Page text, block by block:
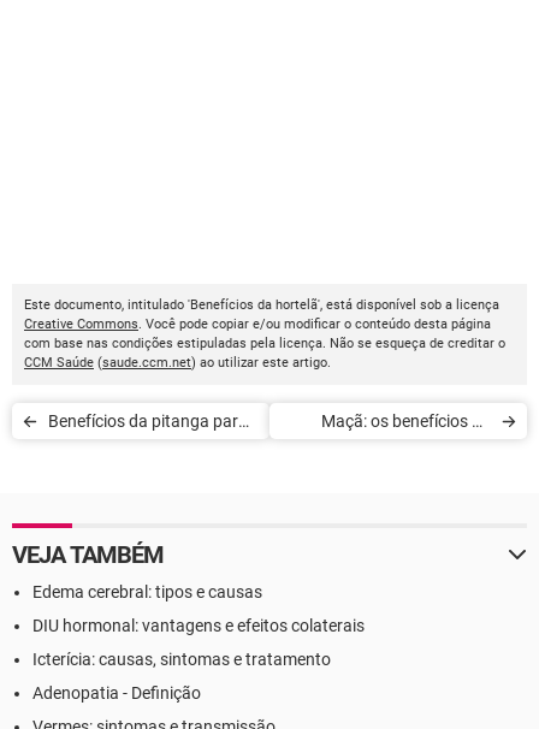
Este documento, intitulado 'Benefícios da hortelã', está disponível sob a licença
Creative Commons. Você pode copiar e/ou modificar o conteúdo desta página
com base nas condições estipuladas pela licença. Não se esqueça de creditar o
CCM Saúde (saude.ccm.net) ao utilizar este artigo.
Benefícios da pitanga para
Maçã: os benefícios da
VEJA TAMBÉM
Edema cerebral: tipos e causas
DIU hormonal: vantagens e efeitos colaterais
Icterícia: causas, sintomas e tratamento
Adenopatia - Definição